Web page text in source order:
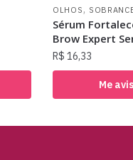
OLHOS ,
Sérum
Brow Expert
R$ 16,33
Me